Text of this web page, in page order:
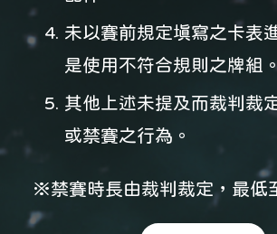
未以賽前規定填寫之卡表
是使用不符合規則之牌組
其他上述未提及而裁判裁
或禁賽之行為。
※禁賽時長由裁判裁定，最低